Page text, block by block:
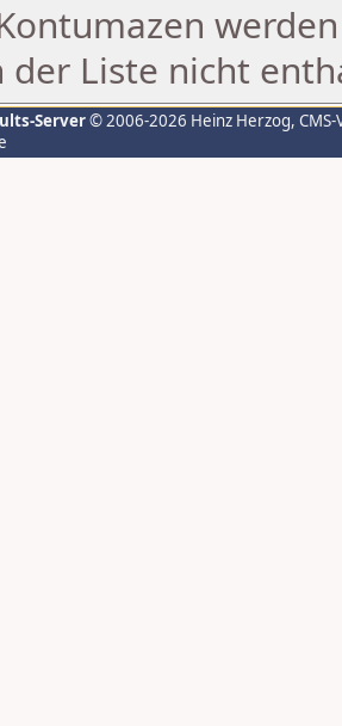
der Liste nicht
Server© 2006-2026 Heinz Herzog,